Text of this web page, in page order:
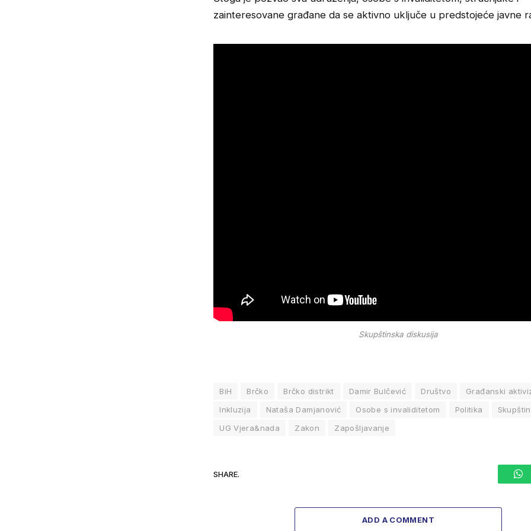
zainteresovane građane da se aktivno uključe u predstojeće javne
Skupštinska diskusija
BiH Brčko Brčko distrikt Damir Bulčević Društvo
Građanski
Inkluzija
Nataša Damjanović Osobe s invaliditetom Politika
UG Vjera&nada
Zakon Zapošljavanje
SHARE.
ADD A COMMENT